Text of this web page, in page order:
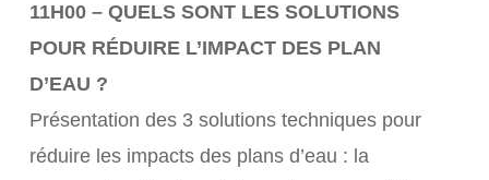
11H00 – QUELS SONT LES SOLUTIONS
POUR RÉDUIRE L’IMPACT DES PLAN
D’EAU ?
Présentation des 3 solutions techniques pour
réduire les impacts des plans d’eau : la